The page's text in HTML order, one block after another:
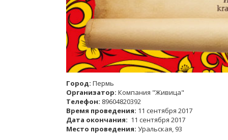
Город: Пермь
Организатор: Компания "Живица"
Телефон: 89604820392
Время проведения: 11 сентября 2017
Дата окончания: 11 сентября 2017
Место проведения: Уральская, 93